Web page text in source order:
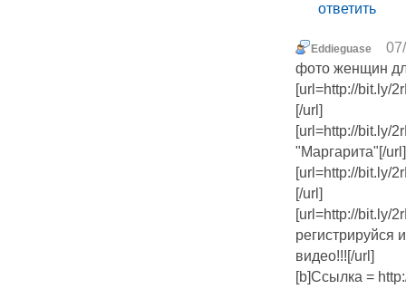
ответить
Eddieguase
фото женщин
[url=http://bit.ly/
[/url]
[url=http://bit.ly/
"Маргарита"[/url]
[url=http://bit.ly/
[/url]
[url=http://bit.ly/
регистрируйся
видео!!![/url]
[b]Ссылка =